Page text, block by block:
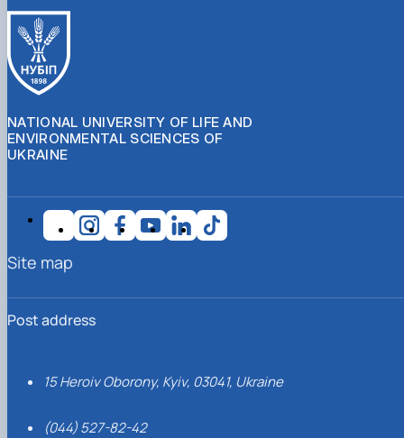
NATIONAL UNIVERSITY OF LIFE AND
ENVIRONMENTAL SCIENCES OF
UKRAINE
Post address
15 Heroiv Oborony, Kyiv, 03041, Ukraine
(044) 527-82-42
Site map